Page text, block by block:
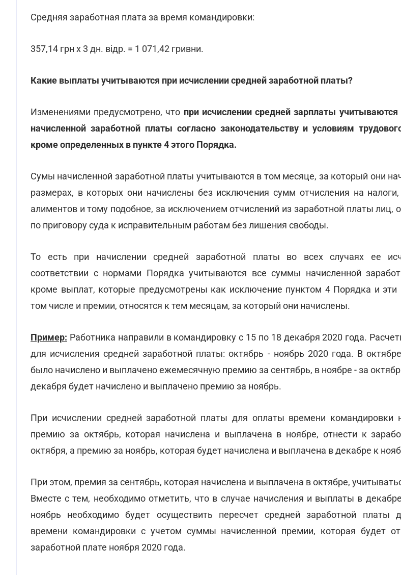
Средняя заработная плата за время командировки:
357,14 грн х 3 дн. відр. = 1 071,42 гривни.
Какие выплаты учитываются при исчислении средней заработной платы?
Изменениями предусмотрено, что при исчислении средней зарплаты
начисленной заработной платы согласно законодательству и условиям
кроме определенных в пункте 4 этого Порядка.
Сумы начисленной заработной платы учитываются в том месяце, за который они
размерах, в которых они начислены без исключения сумм отчисления на
алиментов и тому подобное, за исключением отчислений из заработной платы лиц,
по приговору суда к исправительным работам без лишения свободы.
То есть при начислении средней заработной платы во всех случаях ее
соответствии с нормами Порядка учитываются все суммы начисленной
кроме выплат, которые предусмотрены как исключение пунктом 4 Порядка и
том числе и премии, относятся к тем месяцам, за который они начислены.
Пример: Работника направили в командировку с 15 по 18 декабря 2020 года.
для исчисления средней заработной платы: октябрь - ноябрь 2020 года. В
было начислено и выплачено ежемесячную премию за сентябрь, в ноябре - за
декабря будет начислено и выплачено премию за ноябрь.
При исчислении средней заработной платы для оплаты времени командировки
премию за октябрь, которая начислена и выплачена в ноябре, отнести к
октября, а премию за ноябрь, которая будет начислена и выплачена в декабре к
При этом, премия за сентябрь, которая начислена и выплачена в октябре,
Вместе с тем, необходимо отметить, что в случае начисления и выплаты в
ноябрь необходимо будет осуществить пересчет средней заработной платы
времени командировки с учетом суммы начисленной премии, которая будет
заработной плате ноября 2020 года.